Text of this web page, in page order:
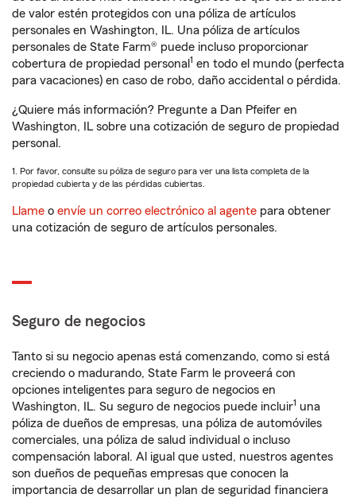
de valor estén protegidos con una póliza de artículos
personales en Washington, IL. Una póliza de artículos
personales de State Farm® puede incluso proporcionar
cobertura de propiedad personal 1 en todo el mundo (perfecta
para vacaciones) en caso de robo, daño accidental o pérdida.
¿Quiere más información? Pregunte a Dan Pfeifer en
Washington, IL sobre una cotización de seguro de propiedad
personal.
1. Por favor, consulte su póliza de seguro para ver una lista completa de la
propiedad cubierta y de las pérdidas cubiertas.
Llame o envíe un correo electrónico al agente para obtener
una cotización de seguro de artículos personales.
Seguro de negocios
Tanto si su negocio apenas está comenzando, como si está
creciendo o madurando, State Farm le proveerá con
opciones inteligentes para seguro de negocios en
Washington, IL. Su seguro de negocios puede incluir1 una
póliza de dueños de empresas, una póliza de automóviles
comerciales, una póliza de salud individual o incluso
compensación laboral. Al igual que usted, nuestros agentes
son dueños de pequeñas empresas que conocen la
importancia de desarrollar un plan de seguridad financiera